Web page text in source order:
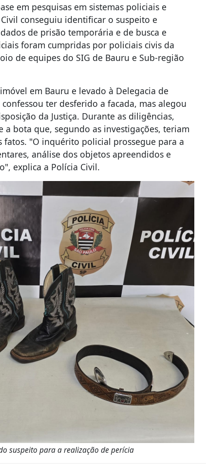
em pesquisas em sistemas policiais e
conseguiu identificar o suspeito e
de prisão temporária e de busca e
foram cumpridas por policiais civis da
de equipes do SIG de Bauru e Sub-região
em Bauru e levado à Delegacia de
ter desferido a facada, mas alegou
da Justiça. Durante as diligências,
bota que, segundo as investigações, teriam
"O inquérito policial prossegue para a
análise dos objetos apreendidos e
explica a Polícia Civil.
suspeito para a realização de perícia